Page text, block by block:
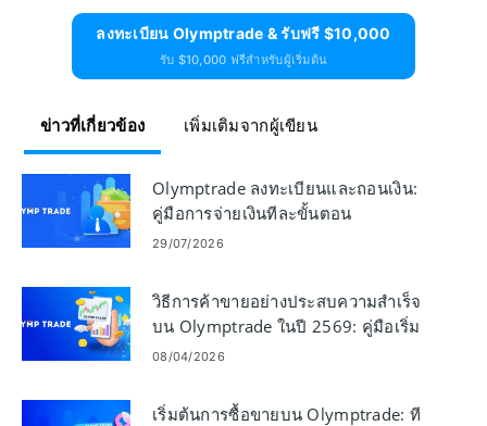
ลงทะเบียน Olymptrade & รับฟรี $10,000
รับ $10,000 ฟรีสำหรับผู้เริ่มต้น
ข่าวที่เกี่ยวข้อง เพิ่มเติมจากผู้เขียน
Olymptrade ลงทะเบียนและถอนเงิน:
คู่มือการจ่ายเงินทีละขั้นตอน
29/07/2026
วิธีการค้าขายอย่างประสบความสำเร็จ
บน Olymptrade ในปี 2569: คู่มือเริ่ม
ต้นและการควบคุมความเสี่ยง
08/04/2026
เริ่มต้นการซื้อขายบน Olymptrade: ที